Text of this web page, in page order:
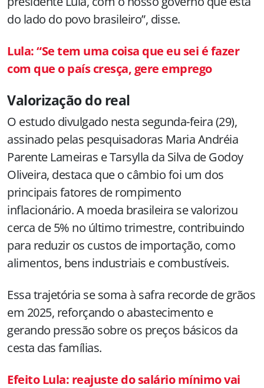
do lado do povo brasileiro”, disse.
Lula: “Se tem uma coisa que eu sei é fazer
com que o país cresça, gere emprego
Valorização do real
O estudo divulgado nesta segunda-feira (29),
assinado pelas pesquisadoras Maria Andréia
Parente Lameiras e Tarsylla da Silva de Godoy
Oliveira, destaca que o câmbio foi um dos
principais fatores de rompimento
inflacionário. A moeda brasileira se valorizou
cerca de 5% no último trimestre, contribuindo
para reduzir os custos de importação, como
alimentos, bens industriais e combustíveis.
Essa trajetória se soma à safra recorde de grãos
em 2025, reforçando o abastecimento e
gerando pressão sobre os preços básicos da
cesta das famílias.
Efeito Lula: reajuste do salário mínimo vai